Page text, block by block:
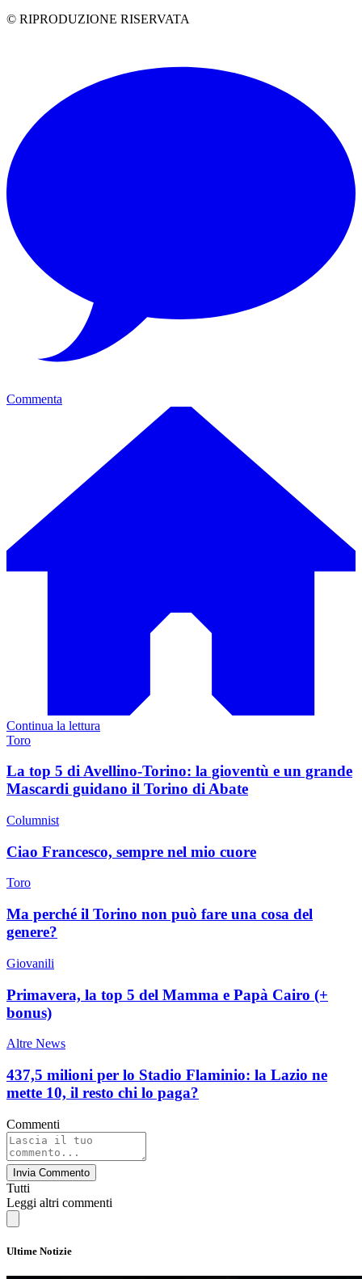
© RIPRODUZIONE RISERVATA
Commenta
Continua la lettura
Toro
La top 5 di Avellino-Torino: la gioventù e un grande
Mascardi guidano il Torino di Abate
Columnist
Ciao Francesco, sempre nel mio cuore
Toro
Ma perché il Torino non può fare una cosa del
genere?
Giovanili
Primavera, la top 5 del Mamma e Papà Cairo (+
bonus)
Altre News
437,5 milioni per lo Stadio Flaminio: la Lazio ne
mette 10, il resto chi lo paga?
Commenti
Invia Commento
Tutti
Leggi altri commenti
Ultime Notizie